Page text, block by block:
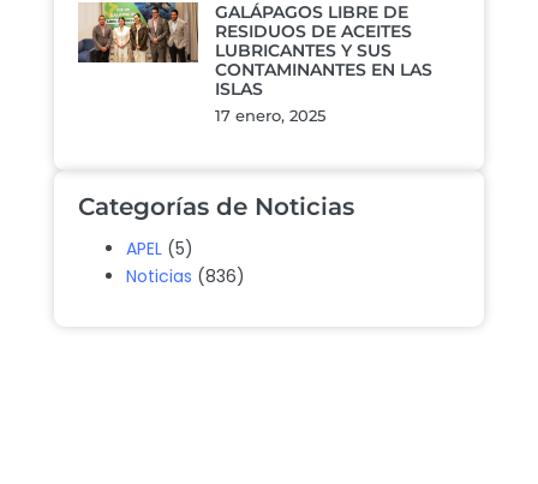
GALÁPAGOS LIBRE DE
RESIDUOS DE ACEITES
LUBRICANTES Y SUS
CONTAMINANTES EN LAS
ISLAS
17 enero, 2025
Categorías de Noticias
APEL (5)
Noticias (836)